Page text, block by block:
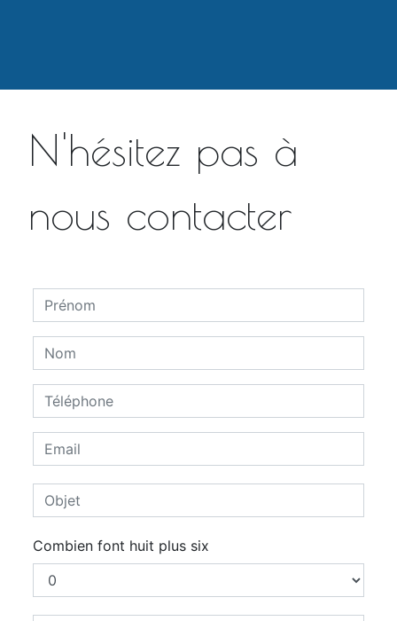
N'hésitez pas à
nous contacter
Combien font huit plus six